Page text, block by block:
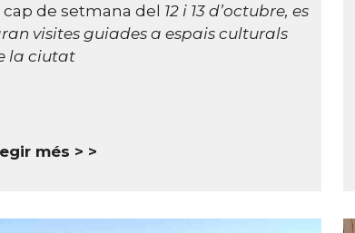
cap de setmana del 12 i 13 d’octubre, es
visites guiades a espais culturals
la ciutat
més >